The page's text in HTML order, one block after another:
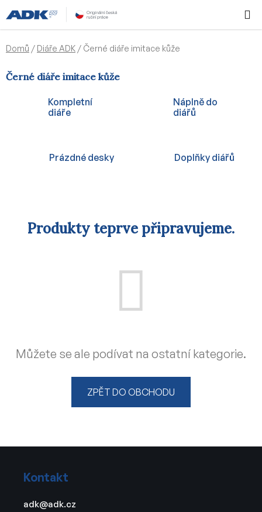
na
obsah
KOŠÍK
Domů / Diáře ADK / Černé diáře imitace kůže
Černé diáře imitace kůže
Kompletní
diáře
Náplně do
diářů
Prázdné desky Doplňky diářů
Produkty teprve připravujeme.
Můžete se ale podívat na ostatní kategorie.
ZPĚT DO OBCHODU
Kontakt
adk@adk.cz